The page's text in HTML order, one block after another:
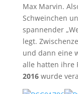
Max Marvin.
Schweinchen
spannender
legt.
und dann eine
alle hatten ihre
2016 wurde